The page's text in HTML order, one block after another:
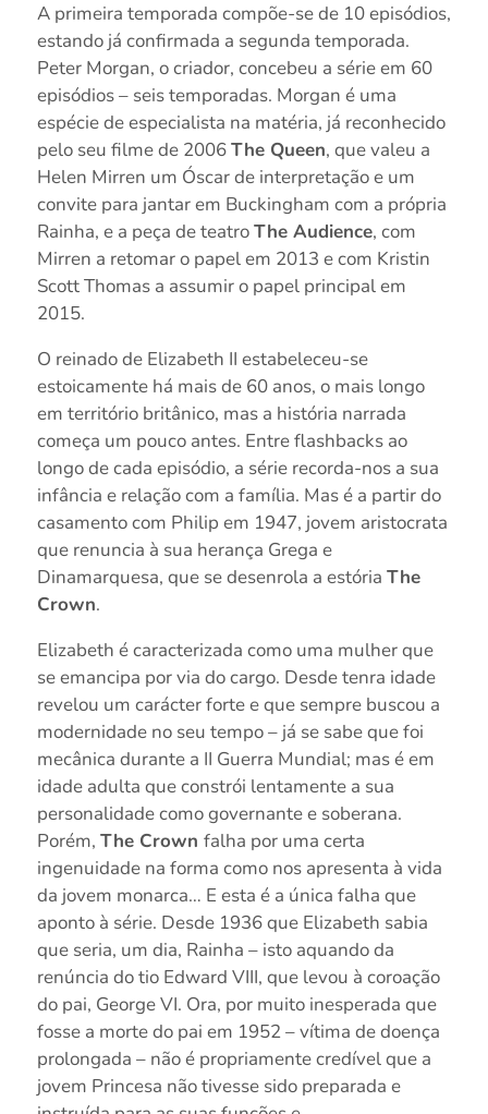
A primeira temporada compõe-se de 10 episódios,
estando já confirmada a segunda temporada.
Peter Morgan, o criador, concebeu a série em 60
episódios – seis temporadas. Morgan é uma
espécie de especialista na matéria, já reconhecido
pelo seu filme de 2006The Queen, que valeu a
Helen Mirren um Óscar de interpretação e um
convite para jantar em Buckingham com a própria
Rainha, e a peça de teatroThe Audience, com
Mirren a retomar o papel em 2013 e com Kristin
Scott Thomas a assumir o papel principal em
2015.
O reinado de Elizabeth II estabeleceu-se
estoicamente há mais de 60 anos, o mais longo
em território britânico, mas a história narrada
começa um pouco antes. Entre flashbacks ao
longo de cada episódio, a série recorda-nos a sua
infância e relação com a família. Mas é a partir do
casamento com Philip em 1947, jovem aristocrata
que renuncia à sua herança Grega e
Dinamarquesa, que se desenrola a estória The
Crown.
Elizabeth é caracterizada como uma mulher que
se emancipa por via do cargo. Desde tenra idade
revelou um carácter forte e que sempre buscou a
modernidade no seu tempo – já se sabe que foi
mecânica durante a II Guerra Mundial; mas é em
idade adulta que constrói lentamente a sua
personalidade como governante e soberana.
Porém, The Crown falha por uma certa
ingenuidade na forma como nos apresenta à vida
da jovem monarca… E esta é a única falha que
aponto à série. Desde 1936 que Elizabeth sabia
que seria, um dia, Rainha – isto aquando da
renúncia do tio Edward VIII, que levou à coroação
do pai, George VI. Ora, por muito inesperada que
fosse a morte do pai em 1952 – vítima de doença
prolongada – não é propriamente credível que a
jovem Princesa não tivesse sido preparada e